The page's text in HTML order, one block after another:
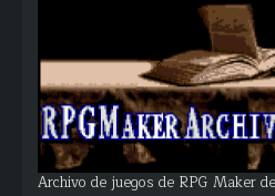
Archivo de juegos de RPG Maker